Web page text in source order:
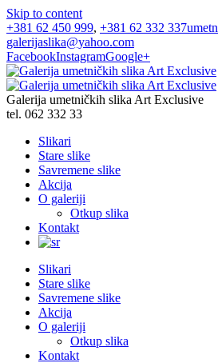
Skip to content
+381 62 450 999, +381 62 332 337
galerijaslika@yahoo.com
FacebookInstagramGoogle+
Galerija umetničkih slika Art Exclusive
tel. 062 332 33
Slikari
Stare slike
Savremene slike
Akcija
O galeriji
Otkup slika
Kontakt
Slikari
Stare slike
Savremene slike
Akcija
O galeriji
Otkup slika
Kontakt